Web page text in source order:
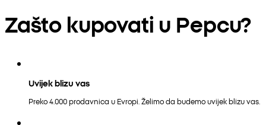
Zašto kupovati u Pepcu?
Uvijek blizu vas
Preko 4.000 prodavnica u Evropi. Želimo da budemo uvijek blizu vas.